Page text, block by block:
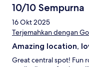
10/10 Sempurna
16 Okt 2025
Terjemahkan dengan
Amazing location,
Great central spot! Fun